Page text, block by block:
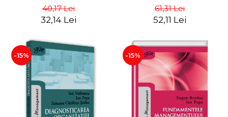
40,17 Lei
32,14 Lei
61,31 Lei
52,11 Lei
-15% -15%